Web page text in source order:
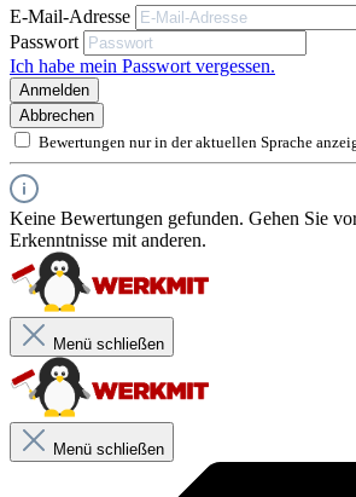
Produktanwendung
Abdichtung von Badewannen und
Reparatur von Silikonfugen in der
Abdichtung von Fliesenfugen in
Produktbeschreibung
Fungizid ausgerüstet, beugt Pilz- und
5 Jahre Garantie auf die Schutzfunktion
Schimmel **
Hervorragende Haftung auf verschiedenen
Spritz- und duschwasserfest nach ca. 2 Std
E-Mail-Adresse
Passwort
Ich habe mein Passwort vergessen.
Anmelden
Abbrechen
Bewertungen nur in der aktuellen Sprache
Keine Bewertungen gefunden. Gehen Sie
Erkenntnisse mit anderen.
Menü schließen
Menü schließen